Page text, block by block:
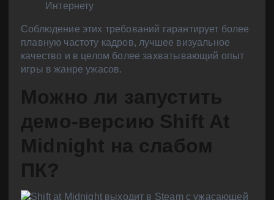
Интернету
Соблюдение этих требований гарантирует более
плавную частоту кадров, лучшее визуальное
качество и в целом более захватывающий опыт
игры в жанре ужасов.
Можно ли запустить
демо-версию Shift At
Midnight на слабом
ПК?